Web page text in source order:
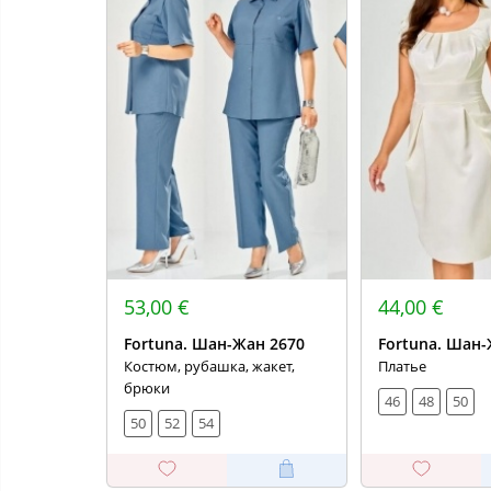
53,00 €
Fortuna. Шан-Жан 2670
Костюм, рубашка, жакет,
брюки
50
52 54
44,00 €
Fortuna. Шан-
Платье
46
48 50